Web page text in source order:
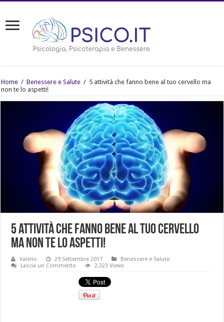
Home / Benessere e Salute / 5 attività che fanno bene al tuo cervello ma
non te lo aspetti!
5 attività che fanno bene al tuo cervello
ma non te lo aspetti!
Valerio 29 Settembre 2017
Benessere e Salute
Lascia un Commento
2,323 Views